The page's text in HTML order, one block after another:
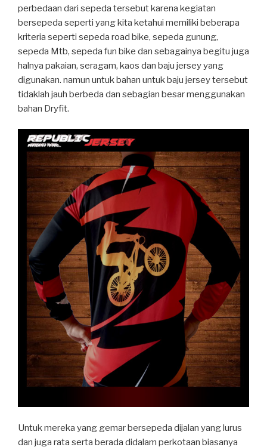
perbedaan dari sepeda tersebut karena kegiatan
bersepeda seperti yang kita ketahui memiliki beberapa
kriteria seperti sepeda road bike, sepeda gunung,
sepeda Mtb, sepeda fun bike dan sebagainya begitu juga
halnya pakaian, seragam, kaos dan baju jersey yang
digunakan. namun untuk bahan untuk baju jersey tersebut
tidaklah jauh berbeda dan sebagian besar menggunakan
bahan Dryfit.
Untuk mereka yang gemar bersepeda dijalan yang lurus
dan juga rata serta berada didalam perkotaan biasanya